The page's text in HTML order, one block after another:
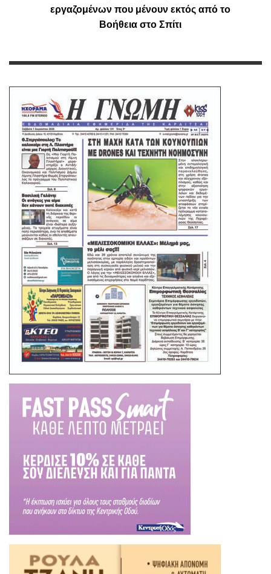
εργαζομένων που μένουν εκτός από το
Βοήθεια στο Σπίτι